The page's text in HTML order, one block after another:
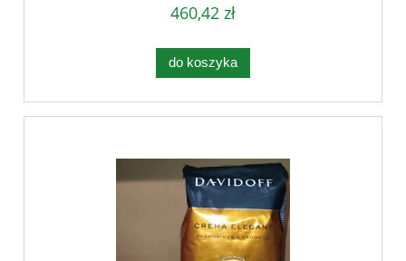
460,42 zł
do koszyka